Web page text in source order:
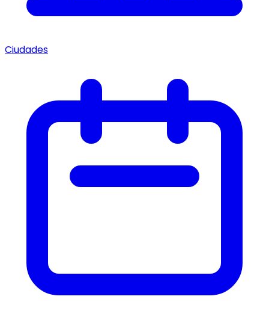
Ciudades